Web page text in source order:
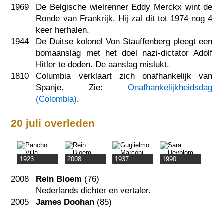
1969
De Belgische wielrenner Eddy Merckx wint de
Ronde van Frankrijk. Hij zal dit tot 1974 nog 4
keer herhalen.
1944
De Duitse kolonel Von Stauffenberg pleegt een
bomaanslag met het doel nazi-dictator Adolf
Hitler te doden. De aanslag mislukt.
1810
Columbia verklaart zich onafhankelijk van
Spanje. Zie:Onafhankelijkheidsdag
(Colombia).
20 juli overleden
1923 2008 1937 1990
2008 Rein Bloem (76)
Nederlands dichter en vertaler.
2005
James Doohan (85)